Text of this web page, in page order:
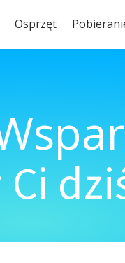
Osprzęt